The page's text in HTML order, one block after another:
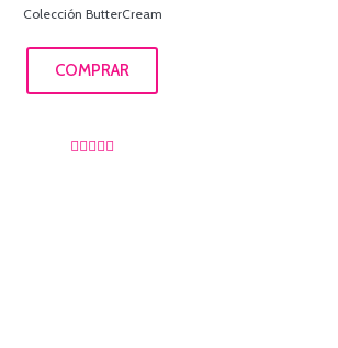
Colección ButterCream
COMPRAR
